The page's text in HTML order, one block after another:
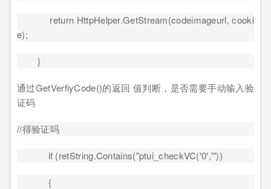
return HttpHelper.GetStream(codeimageurl, cooki
e);
}
通过GetVerfiyCode()的返回 值判断，是否需要手动输入验
证码
//得验证吗
if (retString.Contains("ptui_checkVC('0','"))
{